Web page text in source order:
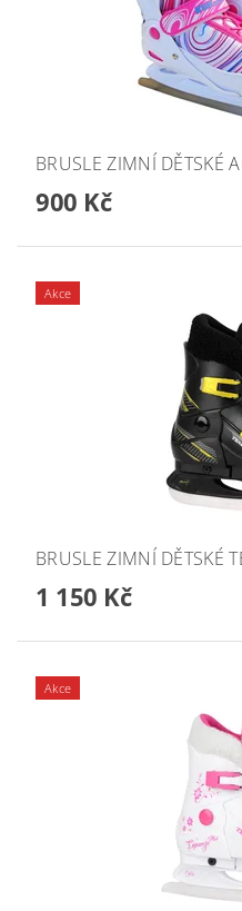
BRUSLE ZIMNÍ DĚTSKÉ
900 Kč
Akce
BRUSLE ZIMNÍ DĚTSKÉ
1 150 Kč
Akce